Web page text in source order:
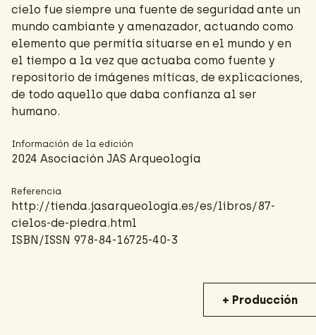
cielo fue siempre una fuente de seguridad ante un
mundo cambiante y amenazador, actuando como
elemento que permitía situarse en el mundo y en
el tiempo a la vez que actuaba como fuente y
repositorio de imágenes míticas, de explicaciones,
de todo aquello que daba confianza al ser
humano.
Información de la edición
2024 Asociación JAS Arqueología
Referencia
http://tienda.jasarqueologia.es/es/libros/87-
cielos-de-piedra.html
ISBN/ISSN 978-84-16725-40-3
+ Producción